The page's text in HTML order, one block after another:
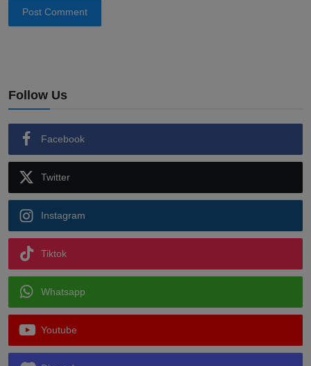
Post Comment
Follow Us
Facebook
Twitter
Instagram
Tiktok
Whatsapp
Youtube